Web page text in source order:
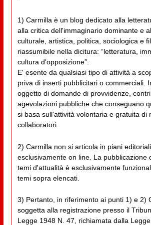
1) Carmilla è un blog dedicato alla
alla critica dell'immaginario dominante e
culturale, artistica, politica, sociologica e
riassumibile nella dicitura: “letteratura,
cultura d'opposizione”.
E' esente da qualsiasi tipo di attività a
priva di inserti pubblicitari o commerciali.
oggetto di domande di provvidenze,
agevolazioni pubbliche che conseguano
si basa sull'attività volontaria e gratuita di
collaboratori.
2) Carmilla non si articola in piani
esclusivamente on line. La pubblicazione
temi d'attualità è esclusivamente
temi sopra elencati.
3) Pertanto, in riferimento ai punti 1) e 2)
soggetta alla registrazione presso il
Legge 1948 N. 47, richiamata dalla